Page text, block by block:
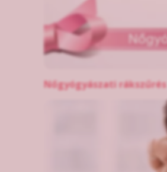
Nőgyógyászati rákszűrés